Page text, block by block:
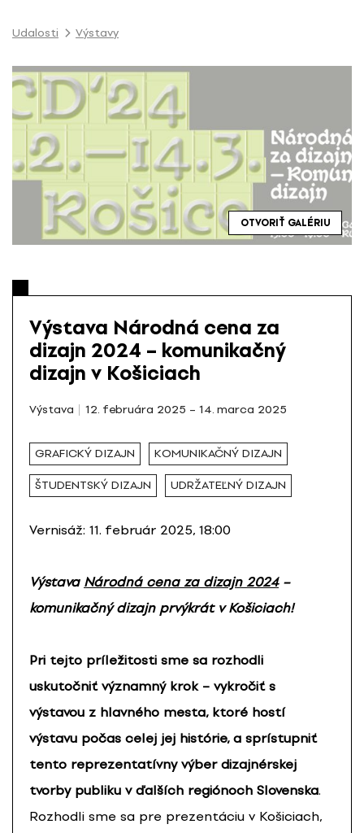
Udalosti Výstavy
OTVORIŤ GALÉRIU
Výstava Národná cena za
dizajn 2024 – komunikačný
dizajn v Košiciach
Výstava 12. februára 2025 – 14. marca 2025
GRAFICKÝ DIZAJN KOMUNIKAČNÝ DIZAJN
ŠTUDENTSKÝ DIZAJN UDRŽATEĽNÝ DIZAJN
Vernisáž: 11. február 2025, 18:00
Výstava Národná cena za dizajn 2024–
komunikačný dizajn prvýkrát v Košiciach!
Pri tejto príležitosti sme sa rozhodli
uskutočniť významný krok – vykročiť s
výstavou z hlavného mesta, ktoré hostí
výstavu počas celej jej histórie, a sprístupniť
tento reprezentatívny výber dizajnérskej
tvorby publiku v ďalších regiónoch Slovenska.
Rozhodli sme sa pre prezentáciu v Košiciach,